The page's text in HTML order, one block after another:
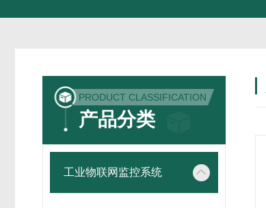
PRODUCT CLASSIFICATION
产品分类
工业物联网监控系统